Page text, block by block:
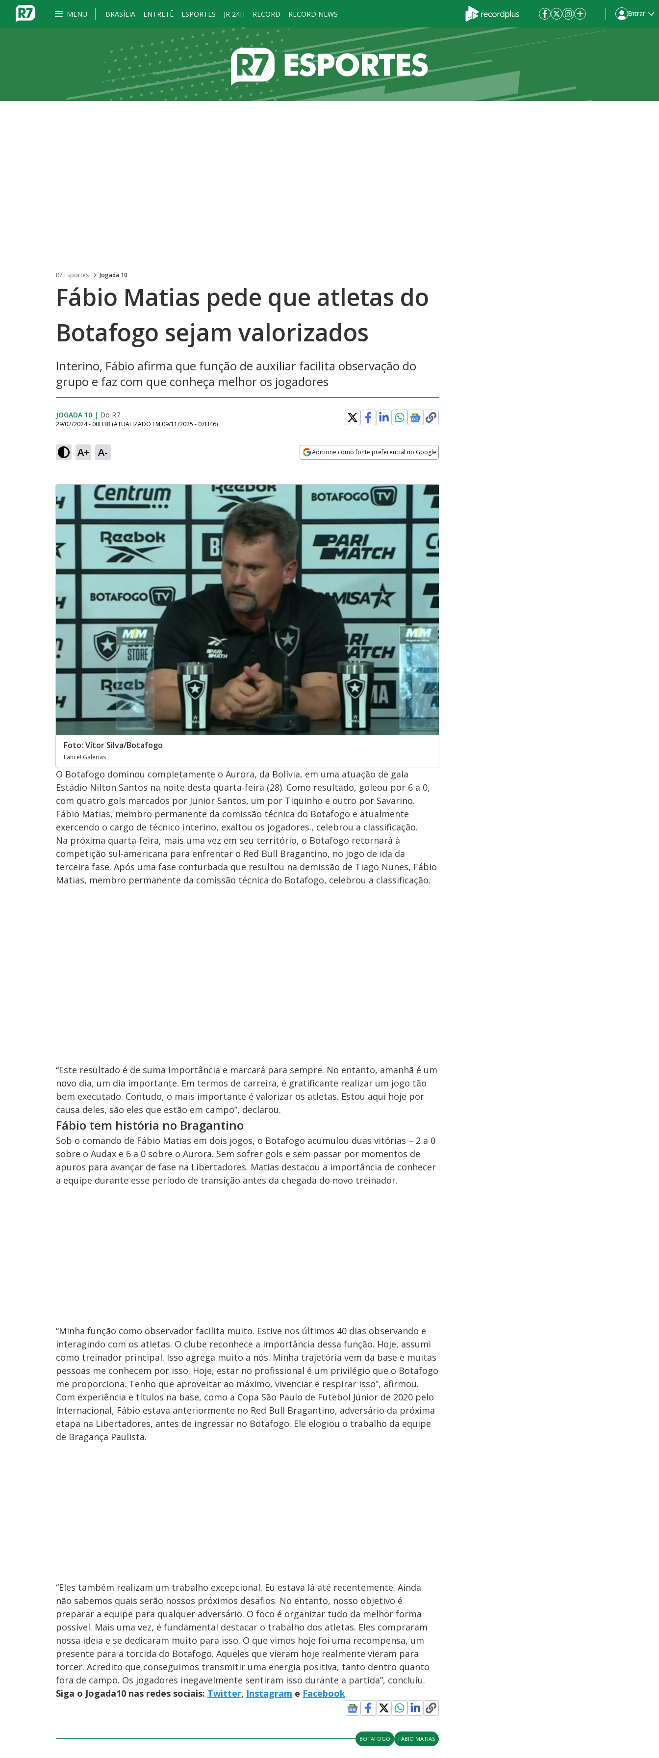
MENU BRASÍLIA ENTRETÊ ESPORTES JR 24H RECORD RECORD NEWS Entrar
R7 Esportes Jogada 10
Fábio Matias pede que atletas do
Botafogo sejam valorizados
Interino, Fábio afirma que função de auxiliar facilita observação do
grupo e faz com que conheça melhor os jogadores
JOGADA 10 | Do R7
29/02/2024 - 00H38 (ATUALIZADO EM 09/11/2025 - 07H46)
A+ A- Adicione como fonte preferencial no Google
Foto: Vítor Silva/Botafogo
Lance! Galerias
O Botafogo dominou completamente o Aurora, da Bolívia, em uma atuação de gala
Estádio Nilton Santos na noite desta quarta-feira (28). Como resultado, goleou por 6 a 0,
com quatro gols marcados por Junior Santos, um por Tiquinho e outro por Savarino.
Fábio Matias, membro permanente da comissão técnica do Botafogo e atualmente
exercendo o cargo de técnico interino, exaltou os jogadores., celebrou a classificação.
Na próxima quarta-feira, mais uma vez em seu território, o Botafogo retornará à
competição sul-americana para enfrentar o Red Bull Bragantino, no jogo de ida da
terceira fase. Após uma fase conturbada que resultou na demissão de Tiago Nunes, Fábio
Matias, membro permanente da comissão técnica do Botafogo, celebrou a classificação.
“Este resultado é de suma importância e marcará para sempre. No entanto, amanhã é um
novo dia, um dia importante. Em termos de carreira, é gratificante realizar um jogo tão
bem executado. Contudo, o mais importante é valorizar os atletas. Estou aqui hoje por
causa deles, são eles que estão em campo”, declarou.
Fábio tem história no Bragantino
Sob o comando de Fábio Matias em dois jogos, o Botafogo acumulou duas vitórias – 2 a 0
sobre o Audax e 6 a 0 sobre o Aurora. Sem sofrer gols e sem passar por momentos de
apuros para avançar de fase na Libertadores. Matias destacou a importância de conhecer
a equipe durante esse período de transição antes da chegada do novo treinador.
“Minha função como observador facilita muito. Estive nos últimos 40 dias observando e
interagindo com os atletas. O clube reconhece a importância dessa função. Hoje, assumi
como treinador principal. Isso agrega muito a nós. Minha trajetória vem da base e muitas
pessoas me conhecem por isso. Hoje, estar no profissional é um privilégio que o Botafogo
me proporciona. Tenho que aproveitar ao máximo, vivenciar e respirar isso”, afirmou.
Com experiência e títulos na base, como a Copa São Paulo de Futebol Júnior de 2020 pelo
Internacional, Fábio estava anteriormente no Red Bull Bragantino, adversário da próxima
etapa na Libertadores, antes de ingressar no Botafogo. Ele elogiou o trabalho da equipe
de Bragança Paulista.
“Eles também realizam um trabalho excepcional. Eu estava lá até recentemente. Ainda
não sabemos quais serão nossos próximos desafios. No entanto, nosso objetivo é
preparar a equipe para qualquer adversário. O foco é organizar tudo da melhor forma
possível. Mais uma vez, é fundamental destacar o trabalho dos atletas. Eles compraram
nossa ideia e se dedicaram muito para isso. O que vimos hoje foi uma recompensa, um
presente para a torcida do Botafogo. Aqueles que vieram hoje realmente vieram para
torcer. Acredito que conseguimos transmitir uma energia positiva, tanto dentro quanto
fora de campo. Os jogadores inegavelmente sentiram isso durante a partida”, concluiu.
Siga o Jogada10 nas redes sociais: Twitter, Instagram e Facebook.
BOTAFOGO FÁBIO MATIAS